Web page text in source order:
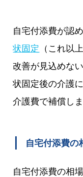
自宅付添費が認
状固定
（これ以
改善が見込めな
状固定後の介護
介護費で補償しま
自宅付添費の
自宅付添費の相